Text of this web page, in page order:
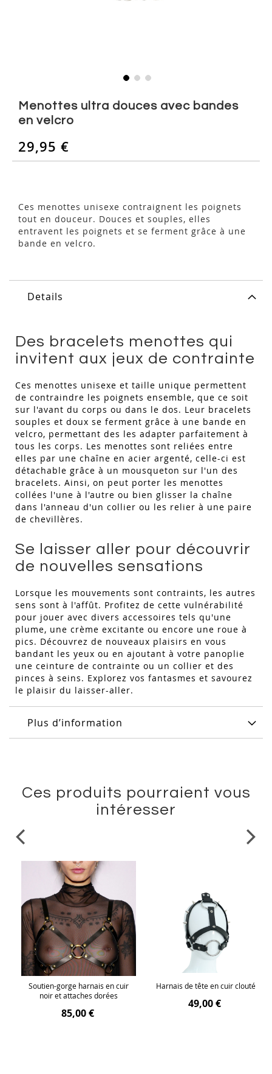
the
beginning
the
images
Menottes ultra douces avec bandes
en velcro
29,95 €
Ces menottes unisexe contraignent les poignets
tout en douceur. Douces et souples, elles
entravent les poignets et se ferment grâce à une
bande en velcro.
Details
Des bracelets menottes qui
invitent aux jeux de contrainte
Ces menottes unisexe et taille unique permettent
de contraindre les poignets ensemble, que ce soit
sur l'avant du corps ou dans le dos. Leur bracelets
souples et doux se ferment grâce à une bande en
velcro, permettant des les adapter parfaitement à
tous les corps. Les menottes sont reliées entre
elles par une chaîne en acier argenté, celle-ci est
détachable grâce à un mousqueton sur l'un des
bracelets. Ainsi, on peut porter les menottes
collées l'une à l'autre ou bien glisser la chaîne
dans l'anneau d'un collier ou les relier à une paire
de chevillères.
Se laisser aller pour découvrir
de nouvelles sensations
Lorsque les mouvements sont contraints, les autres
sens sont à l'affût. Profitez de cette vulnérabilité
pour jouer avec divers accessoires tels qu'une
plume, une crème excitante ou encore une roue à
pics. Découvrez de nouveaux plaisirs en vous
bandant les yeux ou en ajoutant à votre panoplie
une ceinture de contrainte ou un collier et des
pinces à seins. Explorez vos fantasmes et savourez
le plaisir du laisser-aller.
Plus d’information
Ces produits pourraient vous
intéresser
Soutien-gorge harnais en cuir
noir et attaches dorées
85,00 €
Harnais de tête en cuir clouté
49,00 €